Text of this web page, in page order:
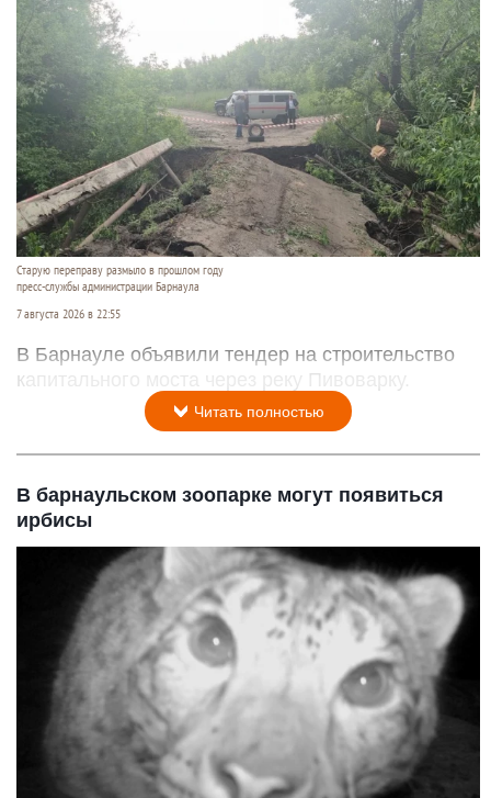
Старую переправу размыло в прошлом году
пресс-службы администрации Барнаула
7 августа 2026 в 22:55
В Барнауле объявили тендер на строительство
капитального моста через реку Пивоварку.
Читать полностью
В барнаульском зоопарке могут появиться
ирбисы